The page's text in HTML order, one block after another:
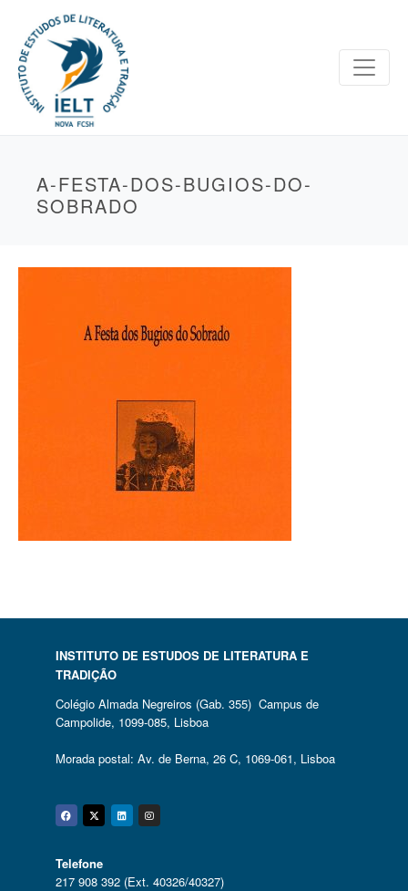
A-FESTA-DOS-BUGIOS-DO-
SOBRADO
INSTITUTO DE ESTUDOS DE LITERATURA E
TRADIÇÃO
Colégio Almada Negreiros (Gab. 355) Campus de
Campolide, 1099-085, Lisboa
Morada postal: Av. de Berna, 26 C, 1069-061, Lisboa
Facebook
Twitter
Linkedin
Instagram
Telefone
217 908 392 (Ext. 40326/40327)